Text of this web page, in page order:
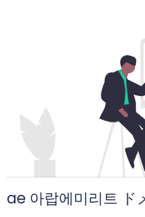
ae 아랍에미리트 ド